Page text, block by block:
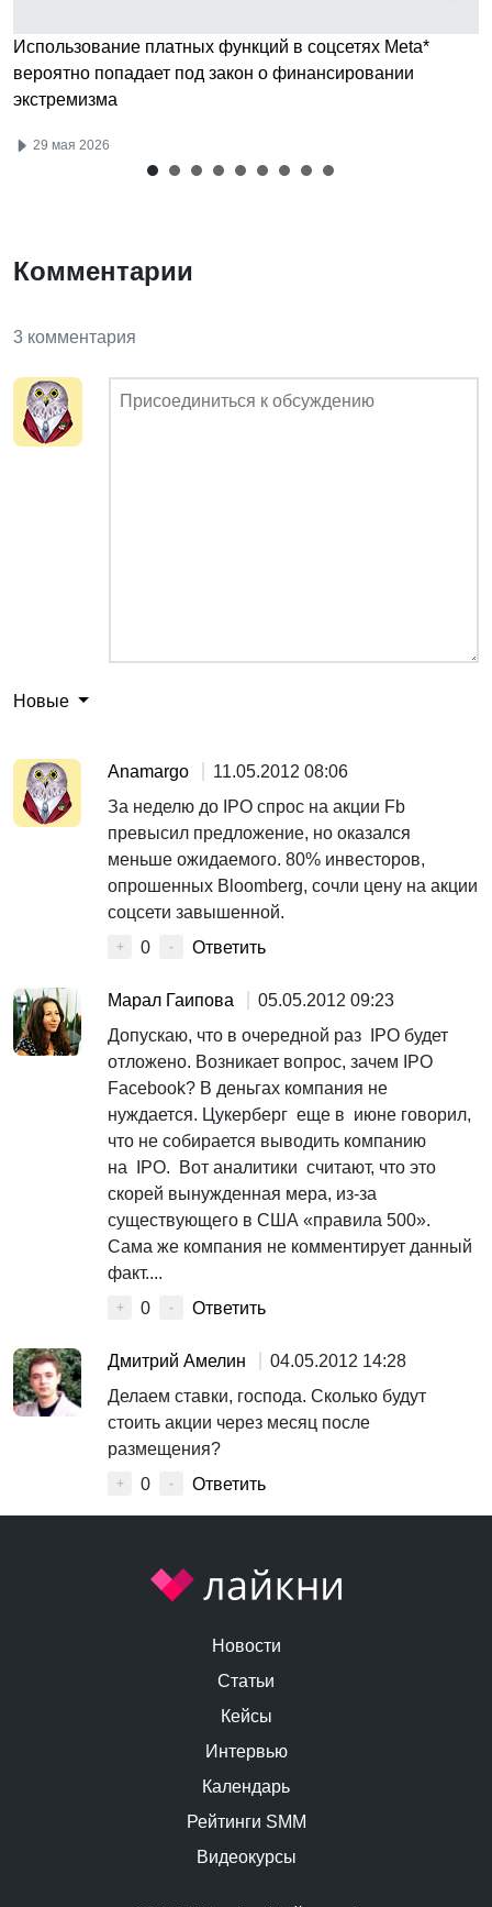
Использование платных функций в соцсетях Meta*
вероятно попадает под закон о финансировании
экстремизма
29 мая 2026
Комментарии
3 комментария
Новые
Anamargo
11.05.2012 08:06
За неделю до IPO спрос на акции Fb
превысил предложение, но оказался
меньше ожидаемого. 80% инвесторов,
опрошенных Bloomberg, сочли цену на акции
соцсети завышенной.
+ 0 - Ответить
Марал Гаипова
05.05.2012 09:23
Допускаю, что в очередной раз IPO будет
отложено. Возникает вопрос, зачем IPO
Facebook? В деньгах компания не
нуждается. Цукерберг еще в июне говорил,
что не собирается выводить компанию
на IPO. Вот аналитики считают, что это
скорей вынужденная мера, из-за
существующего в США «правила 500».
Сама же компания не комментирует данный
факт....
+ 0 - Ответить
Дмитрий Амелин
04.05.2012 14:28
Делаем ставки, господа. Сколько будут
стоить акции через месяц после
размещения?
+ 0 - Ответить
Новости
Статьи
Кейсы
Интервью
Календарь
Рейтинги SMM
Видеокурсы